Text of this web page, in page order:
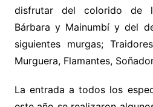
disfrutar del colorido de
Bárbara y Mainumbí y del
siguientes murgas;
Murguera, Flamantes,
La entrada a todos los